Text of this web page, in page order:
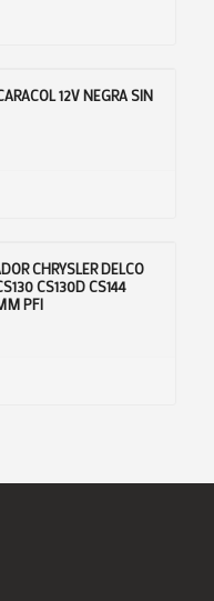
12V NEGRA SIN
CHRYSLER DELCO
CS130D CS144
PFI